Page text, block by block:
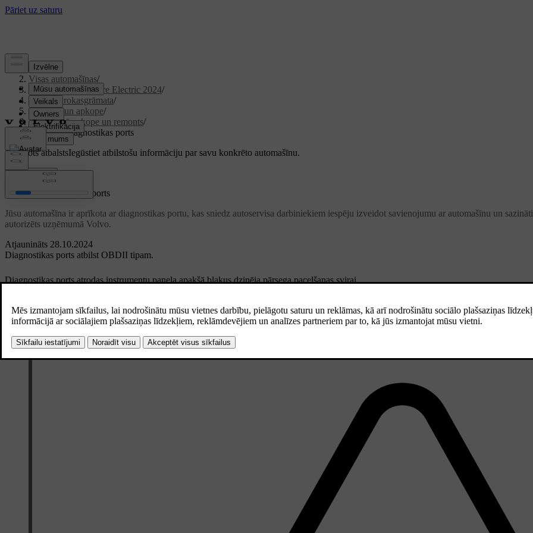
Atbalsts
Visas automašīnas/
XC40 Recharge Pure Electric 2024/
Lietotāja rokasgrāmata/
Kopšana un apkope/
Tehniskā apkope un remonts/
Iebūvētās diagnostikas ports
Pielāgots atbalstsIegūstiet atbilstošu informāciju par savu konkrēto automašīnu.
Pierakstīties
Atjaunināts 28.10.2024
Iebūvētās diagnostikas ports
Jūsu automašīna ir aprīkota ar diagnostikas portu, kas sniedz autoservisa darbiniekiem iespēju izveidot savienojumu ar automašīnu un
autorizēts uzņēmumā Volvo.
Diagnostikas ports atbilst OBDII tipam.
Diagnostikas ports atrodas instrumentu paneļa apakšā blakus dzinēja pārsega pacelšanas svirai.
Diagnostikas porta nepareiza lietošana var negatīvi ietekmēt automašīnas sistēmas un programmatūru. Tas ietver neautorizēta aprīkojuma